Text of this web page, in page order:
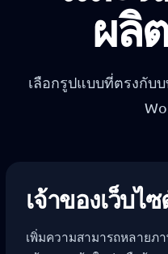
ผลิ
เลือกรูปแบบที่ตรงกับ
เจ้าของเว็บไ
เพิ่มความสามารถหลายภ